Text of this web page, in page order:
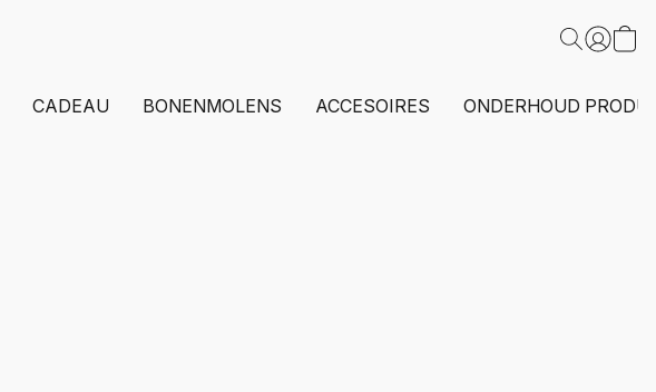
CADEAU BONENMOLENS ACCESOIRES ONDERHOUD